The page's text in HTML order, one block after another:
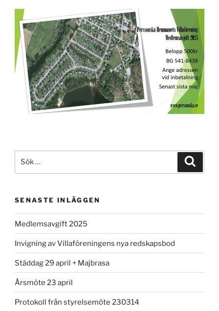
efter:
SENASTE INLÄGGEN
Medlemsavgift 2025
Invigning av Villaföreningens nya redskapsbod
Städdag 29 april + Majbrasa
Årsmöte 23 april
Protokoll från styrelsemöte 230314